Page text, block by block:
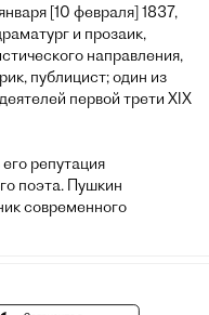
[10 февраля] 1837,
и прозаик,
направления,
публицист; один из
первой трети XIX
репутация
поэта. Пушкин
современного